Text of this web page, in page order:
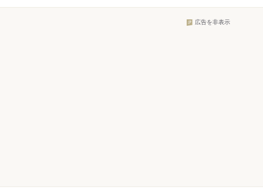
広告を非表示